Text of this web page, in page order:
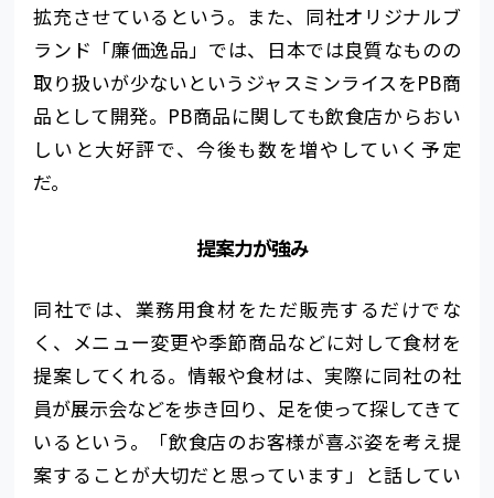
拡充させているという。また、同社オリジナルブ
ランド「廉価逸品」では、日本では良質なものの
取り扱いが少ないというジャスミンライスをPB商
品として開発。PB商品に関しても飲食店からおい
しいと大好評で、今後も数を増やしていく予定
だ。
提案力が強み
同社では、業務用食材をただ販売するだけでな
く、メニュー変更や季節商品などに対して食材を
提案してくれる。情報や食材は、実際に同社の社
員が展示会などを歩き回り、足を使って探してきて
いるという。「飲食店のお客様が喜ぶ姿を考え提
案することが大切だと思っています」と話してい